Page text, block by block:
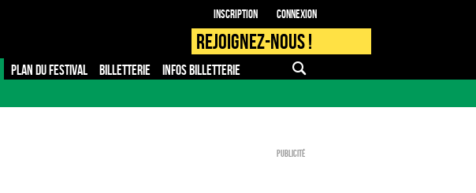
Inscription Connexion
Rejoignez-nous !
PLAN DU FESTIVAL BILLETTERIE INFOS BILLETTERIE APPLI MOBILE
Publicité